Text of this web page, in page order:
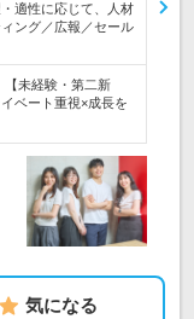
適性に応じて、人材
ング／広報／セール
【未経験・第二新
ベート重視×成長を
気になる